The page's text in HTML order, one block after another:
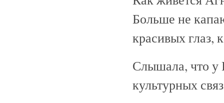
Больше не
красивых глаз,
Слышала, что у
культурных